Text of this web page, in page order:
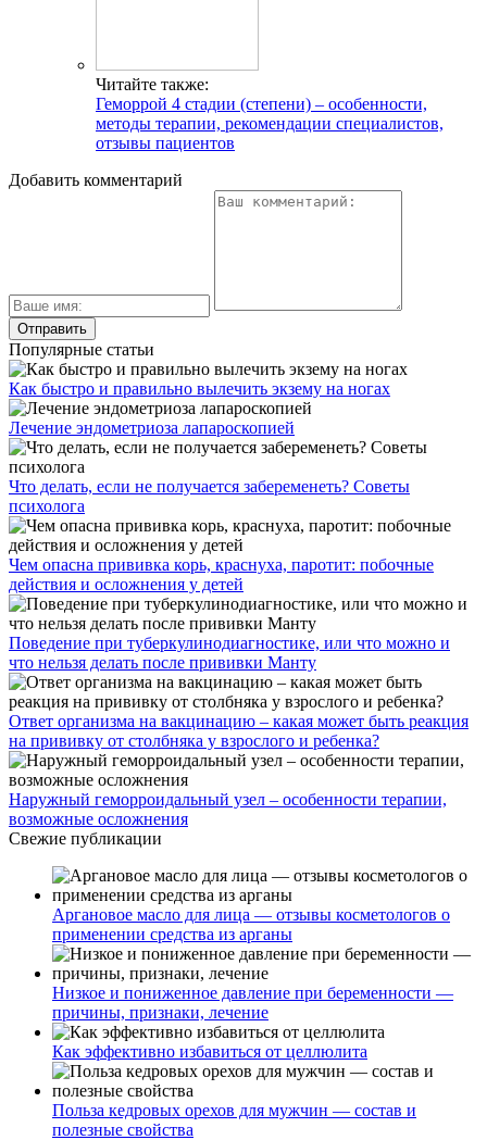
Читайте также:
Геморрой 4 стадии (степени) – особенности,
методы терапии, рекомендации специалистов,
отзывы пациентов
Добавить комментарий
Популярные статьи
Как быстро и правильно вылечить экзему на ногах
Лечение эндометриоза лапароскопией
Что делать, если не получается забеременеть? Советы
психолога
Чем опасна прививка корь, краснуха, паротит: побочные
действия и осложнения у детей
Поведение при туберкулинодиагностике, или что можно и
что нельзя делать после прививки Манту
Ответ организма на вакцинацию – какая может быть реакция
на прививку от столбняка у взрослого и ребенка?
Наружный геморроидальный узел – особенности терапии,
возможные осложнения
Свежие публикации
Аргановое масло для лица — отзывы косметологов о
применении средства из арганы
Низкое и пониженное давление при беременности —
причины, признаки, лечение
Как эффективно избавиться от целлюлита
Польза кедровых орехов для мужчин — состав и
полезные свойства